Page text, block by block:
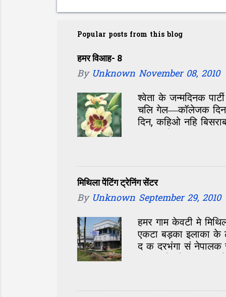
Popular posts from this blog
हमर विआह- 8
By Unknown November 08, 2010
श्वेता के जन्मदिनक
चलि गेल—कॉलेजक
दिन, कहिओ नहि
बोली अतेक मीठ जेना
छी, अल्का के आवाज
आ कहु सम्मोहन छल जे
जे देखिते मुंह...
मिथिला पेंटिंग ट्रेनिंग सेंटर
By Unknown September 29, 2010
हमर गाम केवटी मे
एकटा बड़का इलाका के
द क दरभंगा सं नेपालक